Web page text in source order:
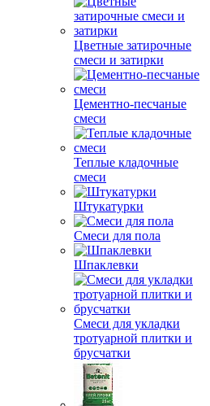
Цветные затирочные
смеси и затирки
Цементно-песчаные
смеси
Теплые кладочные
смеси
Штукатурки
Смеси для пола
Шпаклевки
Смеси для укладки
тротуарной плитки и
брусчатки